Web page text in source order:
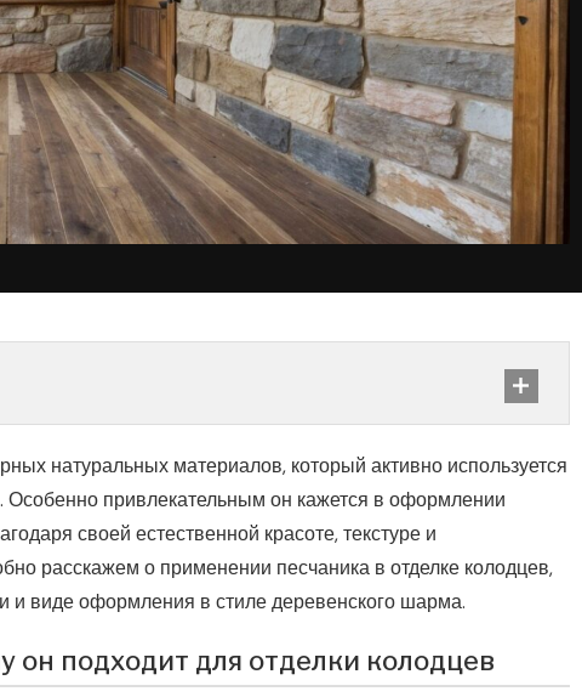
натуральных материалов, который активно используется
Особенно привлекательным он кажется в оформлении
своей естественной красоте, текстуре и
расскажем о применении песчаника в отделке колодцев,
и виде оформления в стиле деревенского шарма.
он подходит для отделки колодцев